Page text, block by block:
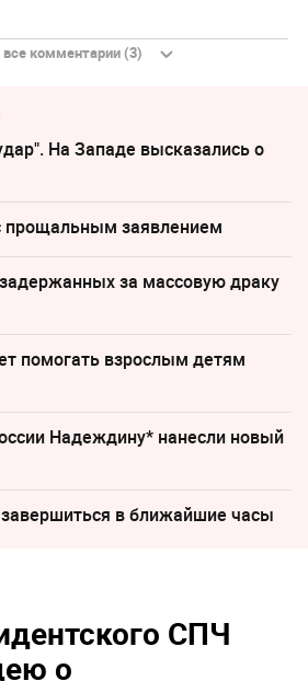
все комментарии (3)
На Западе высказались о
прощальным заявлением
за массовую драку
помогать взрослым детям
Надеждину* нанесли новый
в ближайшие часы
СПЧ
о